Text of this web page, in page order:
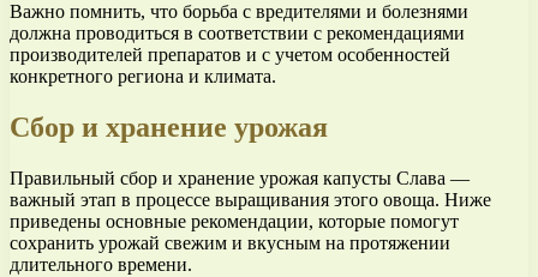
Важно помнить, что борьба с вредителями и болезнями
должна проводиться в соответствии с рекомендациями
производителей препаратов и с учетом особенностей
конкретного региона и климата.
Сбор и хранение урожая
Правильный сбор и хранение урожая капусты Слава —
важный этап в процессе выращивания этого овоща. Ниже
приведены основные рекомендации, которые помогут
сохранить урожай свежим и вкусным на протяжении
длительного времени.